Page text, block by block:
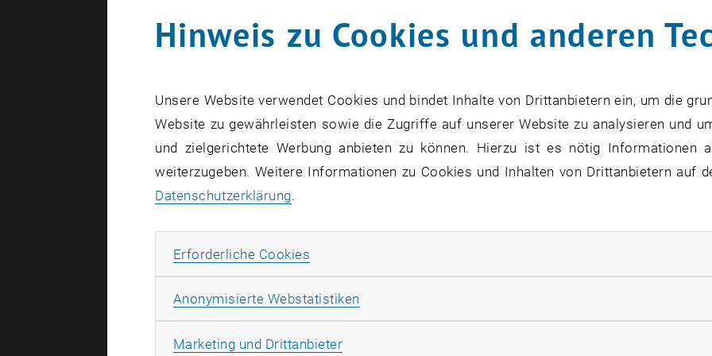
08:30-bis
13:00
Theaterstück “Das hat
Hinweis zu Cookies und anderen
Unsere Website verwendet Cookies und bindet Inhalte von Drittanbietern ein, um die
Website zu gewährleisten sowie die Zugriffe auf unserer Website zu analysieren und
und zielgerichtete Werbung anbieten zu können. Hierzu ist es nötig Informationen
weiterzugeben. Weitere Informationen zu Cookies und Inhalten von Drittanbietern auf
Datenschutzerklärung.
Erforderliche Cookies
Anonymisierte Webstatistiken
Marketing und DrittanbieterMarketing Cookies zulassen